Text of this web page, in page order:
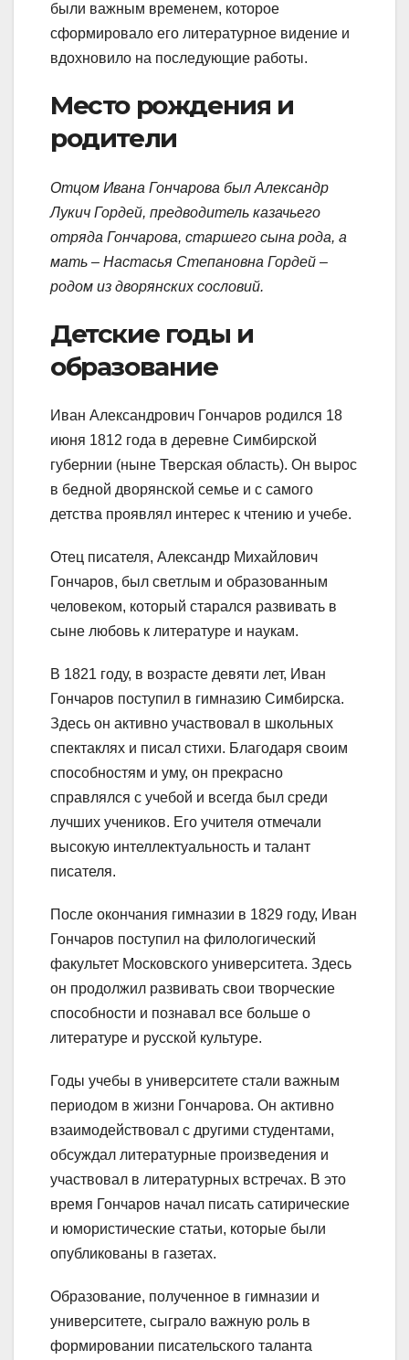
были важным временем, которое
сформировало его литературное видение и
вдохновило на последующие работы.
Место рождения и
родители
Отцом Ивана Гончарова был Александр
Лукич Гордей, предводитель казачьего
отряда Гончарова, старшего сына рода, а
мать – Настасья Степановна Гордей –
родом из дворянских сословий.
Детские годы и
образование
Иван Александрович Гончаров родился 18
июня 1812 года в деревне Симбирской
губернии (ныне Тверская область). Он вырос
в бедной дворянской семье и с самого
детства проявлял интерес к чтению и учебе.
Отец писателя, Александр Михайлович
Гончаров, был светлым и образованным
человеком, который старался развивать в
сыне любовь к литературе и наукам.
В 1821 году, в возрасте девяти лет, Иван
Гончаров поступил в гимназию Симбирска.
Здесь он активно участвовал в школьных
спектаклях и писал стихи. Благодаря своим
способностям и уму, он прекрасно
справлялся с учебой и всегда был среди
лучших учеников. Его учителя отмечали
высокую интеллектуальность и талант
писателя.
После окончания гимназии в 1829 году, Иван
Гончаров поступил на филологический
факультет Московского университета. Здесь
он продолжил развивать свои творческие
способности и познавал все больше о
литературе и русской культуре.
Годы учебы в университете стали важным
периодом в жизни Гончарова. Он активно
взаимодействовал с другими студентами,
обсуждал литературные произведения и
участвовал в литературных встречах. В это
время Гончаров начал писать сатирические
и юмористические статьи, которые были
опубликованы в газетах.
Образование, полученное в гимназии и
университете, сыграло важную роль в
формировании писательского таланта